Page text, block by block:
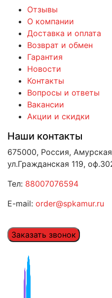
Отзывы
О компании
Доставка и оплата
Возврат и обмен
Гарантия
Новости
Контакты
Вопросы и ответы
Вакансии
Акции и скидки
Наши контакты
675000, Россия,
ул.Гражданская 119,
Тел: 88007076594
E-mail: order@spkamur.ru
Заказать звонок